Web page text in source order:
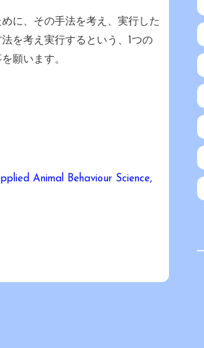
に、その手法を考え、実行した
を考え実行するという、1つの
願います。
Animal Behaviour Science,